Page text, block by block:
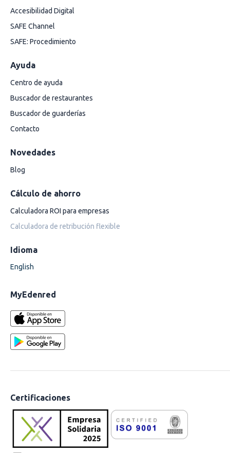
Accesibilidad Digital
SAFE Channel
SAFE: Procedimiento
Ayuda
Centro de ayuda
Buscador de restaurantes
Buscador de guarderías
Contacto
Novedades
Blog
Cálculo de ahorro
Calculadora ROI para empresas
Calculadora de retribución flexible
Idioma
English
MyEdenred
Certificaciones